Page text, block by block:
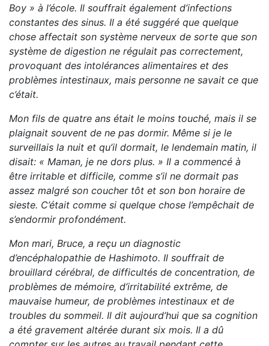
Boy » à l’école. Il souffrait également d’infections
constantes des sinus. Il a été suggéré que quelque
chose affectait son système nerveux de sorte que son
système de digestion ne régulait pas correctement,
provoquant des intolérances alimentaires et des
problèmes intestinaux, mais personne ne savait ce que
c’était.
Mon fils de quatre ans était le moins touché, mais il se
plaignait souvent de ne pas dormir. Même si je le
surveillais la nuit et qu’il dormait, le lendemain matin, il
disait: « Maman, je ne dors plus. » Il a commencé à
être irritable et difficile, comme s’il ne dormait pas
assez malgré son coucher tôt et son bon horaire de
sieste. C’était comme si quelque chose l’empêchait de
s’endormir profondément.
Mon mari, Bruce, a reçu un diagnostic
d’encéphalopathie de Hashimoto. Il souffrait de
brouillard cérébral, de difficultés de concentration, de
problèmes de mémoire, d’irritabilité extrême, de
mauvaise humeur, de problèmes intestinaux et de
troubles du sommeil. Il dit aujourd’hui que sa cognition
a été gravement altérée durant six mois. Il a dû